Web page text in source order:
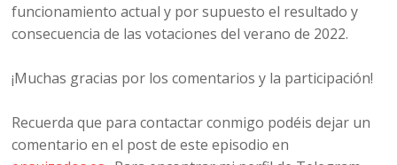
funcionamiento actual y por supuesto el resultado y
consecuencia de las votaciones del verano de 2022.
¡Muchas gracias por los comentarios y la participación!
Recuerda que para contactar conmigo podéis dejar un
comentario en el post de este episodio en